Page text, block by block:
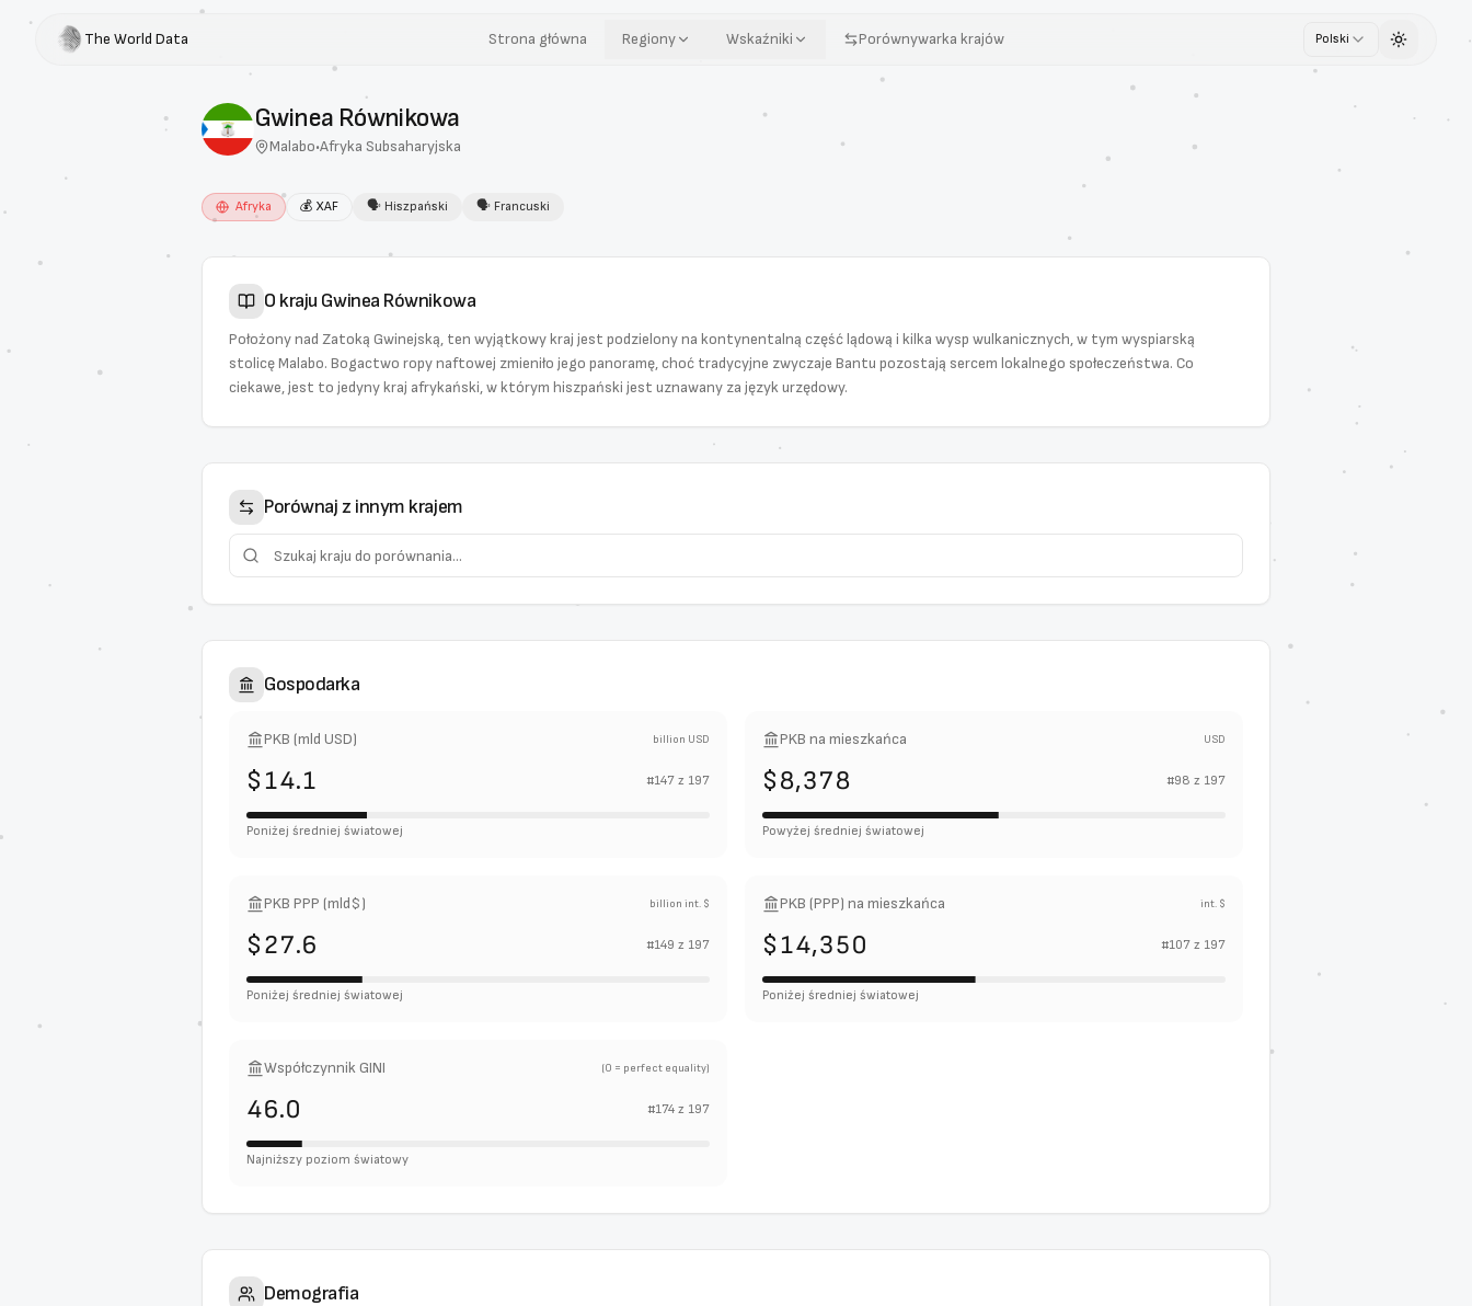
The World Data Strona główna Regiony Wskaźniki Porównywarka krajów Polski Toggle
Gwinea Równikowa
Malabo•Afryka Subsaharyjska
Afryka 💰 XAF 🗣 Hiszpański 🗣 Francuski
O kraju Gwinea Równikowa
Położony nad Zatoką Gwinejską, ten wyjątkowy kraj jest podzielony na kontynentalną część lądową i kilka wysp wulkanicznych, w tym wyspiarską
stolicę Malabo. Bogactwo ropy naftowej zmieniło jego panoramę, choć tradycyjne zwyczaje Bantu pozostają sercem lokalnego społeczeństwa. Co
ciekawe, jest to jedyny kraj afrykański, w którym hiszpański jest uznawany za język urzędowy.
Porównaj z innym krajem
Gospodarka
PKB (mld USD) billion USD
$14.1 #147 z 197
Poniżej średniej światowej
PKB na mieszkańca USD
$8,378 #98 z 197
Powyżej średniej światowej
PKB PPP (mld$) billion int. $
$27.6 #149 z 197
Poniżej średniej światowej
PKB (PPP) na mieszkańca int. $
$14,350 #107 z 197
Poniżej średniej światowej
Współczynnik GINI (0 = perfect equality)
46.0 #174 z 197
Najniższy poziom światowy
Demografia